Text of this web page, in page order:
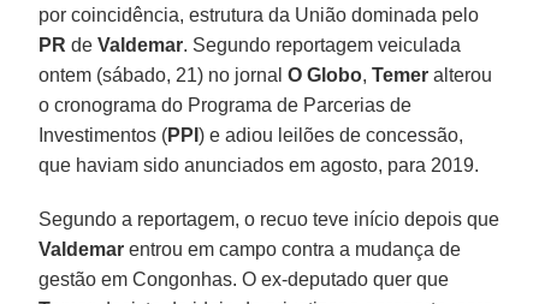
por coincidência, estrutura da União dominada pelo
PR deValdemar. Segundo reportagem veiculada
ontem (sábado, 21) no jornalO Globo, Temer alterou
o cronograma do Programa de Parcerias de
Investimentos (PPI) e adiou leilões de concessão,
que haviam sido anunciados em agosto, para 2019.
Segundo a reportagem, o recuo teve início depois que
Valdemar entrou em campo contra a mudança de
gestão em Congonhas. O ex-deputado quer que